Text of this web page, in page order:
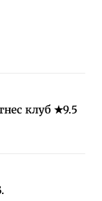
клуб ★9.5